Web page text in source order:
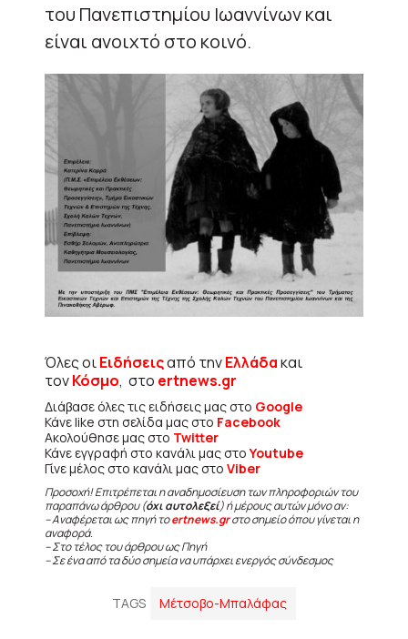
του Πανεπιστημίου Ιωαννίνων και
είναι ανοιχτό στο κοινό.
Όλες οιΕιδήσειςαπό τηνΕλλάδακαι
τονΚόσμο, στο ertnews.gr
Διάβασε όλες τις ειδήσεις μας στο Google
Κάνε like στη σελίδα μας στο Facebook
Ακολούθησε μας στο Twitter
Κάνε εγγραφή στο κανάλι μας στοYoutube
Γίνε μέλος στο κανάλι μας στο Viber
Προσοχή! Επιτρέπεται η αναδημοσίευση των πληροφοριών του
παραπάνω άρθρου (όχι αυτολεξεί) ή μέρους αυτών μόνο αν:
– Αναφέρεται ως πηγή τοertnews.grστο σημείο όπου γίνεται η
αναφορά.
– Στο τέλος του άρθρου ως Πηγή
– Σε ένα από τα δύο σημεία να υπάρχει ενεργός σύνδεσμος
TAGS Μέτσοβο-Μπαλάφας